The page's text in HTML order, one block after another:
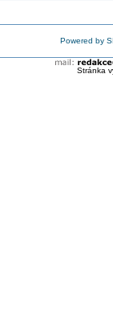
Powered by
Stránka